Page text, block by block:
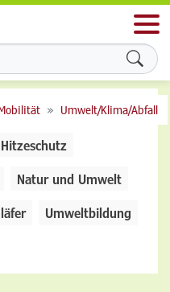
Umwelt/Klima/Abfall
Hitzeschutz
Natur und Umwelt
Umweltbildung